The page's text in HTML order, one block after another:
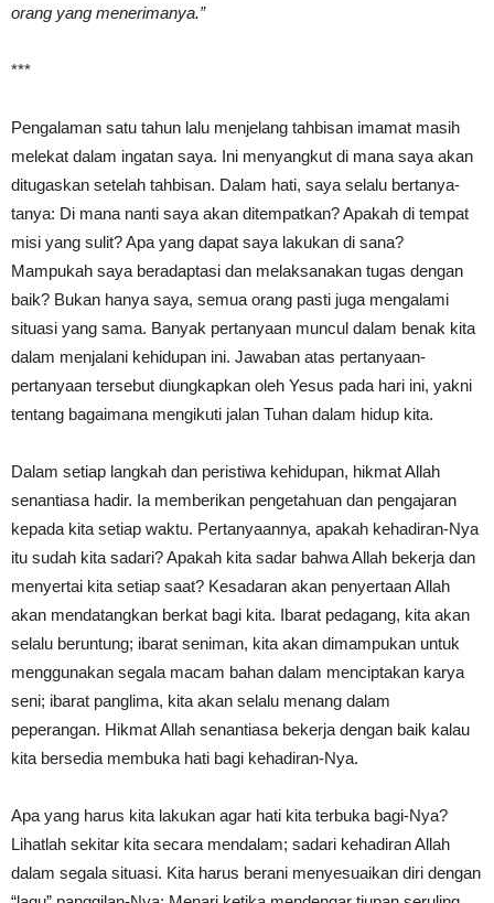
orang yang menerimanya.”
***
Pengalaman satu tahun lalu menjelang tahbisan imamat masih
melekat dalam ingatan saya. Ini menyangkut di mana saya akan
ditugaskan setelah tahbisan. Dalam hati, saya selalu bertanya-
tanya: Di mana nanti saya akan ditempatkan? Apakah di tempat
misi yang sulit? Apa yang dapat saya lakukan di sana?
Mampukah saya beradaptasi dan melaksanakan tugas dengan
baik? Bukan hanya saya, semua orang pasti juga mengalami
situasi yang sama. Banyak pertanyaan muncul dalam benak kita
dalam menjalani kehidupan ini. Jawaban atas pertanyaan-
pertanyaan tersebut diungkapkan oleh Yesus pada hari ini, yakni
tentang bagaimana mengikuti jalan Tuhan dalam hidup kita.
Dalam setiap langkah dan peristiwa kehidupan, hikmat Allah
senantiasa hadir. Ia memberikan pengetahuan dan pengajaran
kepada kita setiap waktu. Pertanyaannya, apakah kehadiran-Nya
itu sudah kita sadari? Apakah kita sadar bahwa Allah bekerja dan
menyertai kita setiap saat? Kesadaran akan penyertaan Allah
akan mendatangkan berkat bagi kita. Ibarat pedagang, kita akan
selalu beruntung; ibarat seniman, kita akan dimampukan untuk
menggunakan segala macam bahan dalam menciptakan karya
seni; ibarat panglima, kita akan selalu menang dalam
peperangan. Hikmat Allah senantiasa bekerja dengan baik kalau
kita bersedia membuka hati bagi kehadiran-Nya.
Apa yang harus kita lakukan agar hati kita terbuka bagi-Nya?
Lihatlah sekitar kita secara mendalam; sadari kehadiran Allah
dalam segala situasi. Kita harus berani menyesuaikan diri dengan